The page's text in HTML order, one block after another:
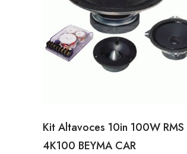
Kit Altavoces 10in 100W RMS
4K100 BEYMA CAR